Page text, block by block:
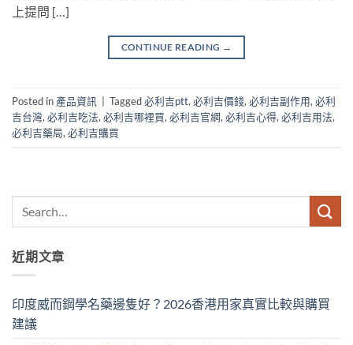
上提問 […]
CONTINUE READING →
Posted in 產品資訊 Tagged必利吉ptt, 必利吉價錢, 必利吉副作用, 必利
吉台灣, 必利吉吃法, 必利吉哪裡買, 必利吉官網, 必利吉心得, 必利吉用法,
必利吉藥局, 必利吉購買
近期文章
印度威而鋼學名藥邊隻好？2026香港用家真實比較與購買
建議